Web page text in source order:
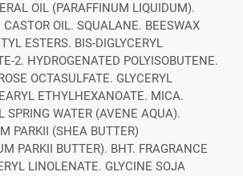
OIL (PARAFFINUM LIQUIDUM).
CASTOR OIL. SQUALANE. BEESWAX
ESTERS. BIS-DIGLYCERYL
2. HYDROGENATED POLYISOBUTENE.
OCTASULFATE. GLYCERYL
ETHYLHEXANOATE. MICA.
SPRING WATER (AVENE AQUA).
PARKII (SHEA BUTTER)
PARKII BUTTER). BHT. FRAGRANCE
LINOLENATE. GLYCINE SOJA